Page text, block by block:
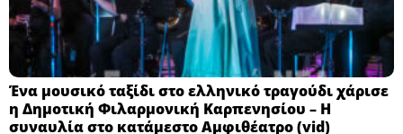
Ένα μουσικό ταξίδι στο ελληνικό τραγούδι χάρισε
η Δημοτική Φιλαρμονική Καρπενησίου – Η
συναυλία στο κατάμεστο Αμφιθέατρο (vid)